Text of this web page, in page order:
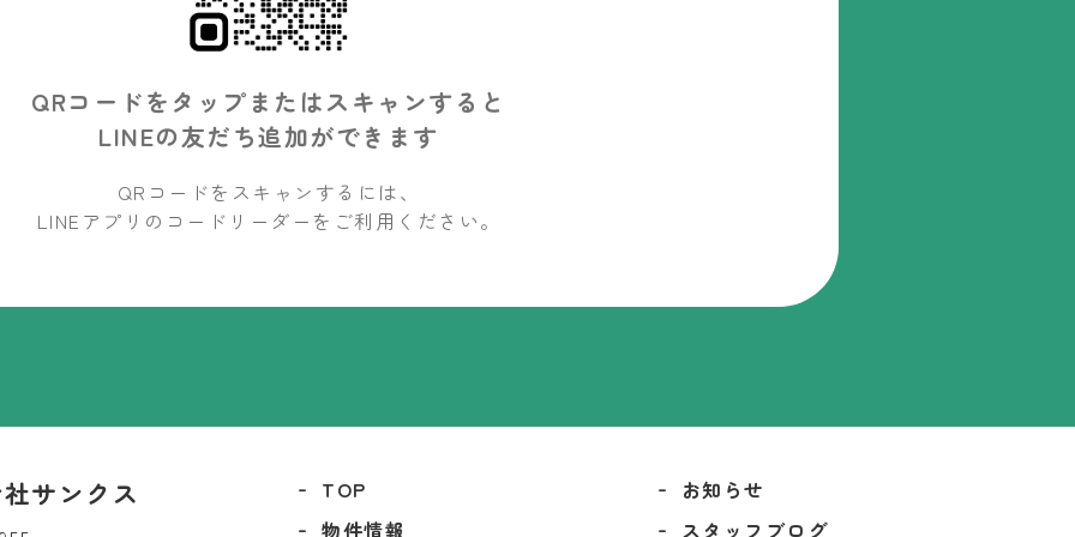
QRコードをタップまたはスキャンすると
LINEの友だち追加ができます
QRコードをスキャンするには、
LINEアプリのコードリーダーを ご利用ください。
サンクス
TOP
物件情報
お知らせ
スタッフブログ